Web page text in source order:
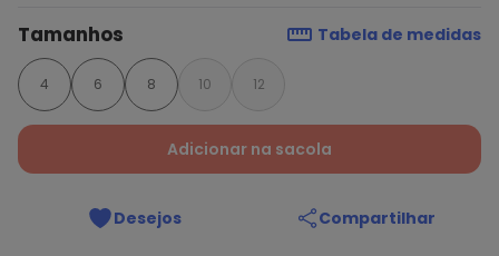
Tamanhos Tabela de medidas
4 6 8 10 12
Adicionar na sacola
Desejos Compartilhar